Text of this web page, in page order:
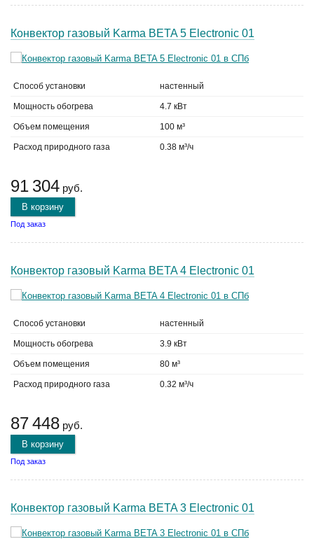
Конвектор газовый Karma BETA 5 Electronic 01
Способ установки настенный
Мощность обогрева 4.7 кВт
Объем помещения 100 м³
Расход природного газа 0.38 м³/ч
91 304 руб.
В корзину
Под заказ
Конвектор газовый Karma BETA 4 Electronic 01
Способ установки настенный
Мощность обогрева 3.9 кВт
Объем помещения 80 м³
Расход природного газа 0.32 м³/ч
87 448 руб.
В корзину
Под заказ
Конвектор газовый Karma BETA 3 Electronic 01